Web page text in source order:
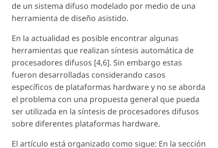
de un sistema difuso modelado por medio de una
herramienta de diseño asistido.
En la actualidad es posible encontrar algunas
herramientas que realizan síntesis automática de
procesadores difusos [4,6]. Sin embargo estas
fueron desarrolladas considerando casos
específicos de plataformas hardware y no se aborda
el problema con una propuesta general que pueda
ser utilizada en la síntesis de procesadores difusos
sobre diferentes plataformas hardware.
El artículo está organizado como sigue: En la sección